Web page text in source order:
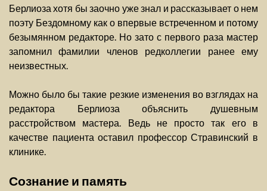
Берлиоза хотя бы заочно уже знал и рассказывает о нем
поэту Бездомному как о впервые встреченном и потому
безымянном редакторе. Но зато с первого раза мастер
запомнил фамилии членов редколлегии ранее ему
неизвестных.
Можно было бы такие резкие изменения во взглядах на
редактора Берлиоза объяснить душевным
расстройством мастера. Ведь не просто так его в
качестве пациента оставил профессор Стравинский в
клинике.
Сознание и память